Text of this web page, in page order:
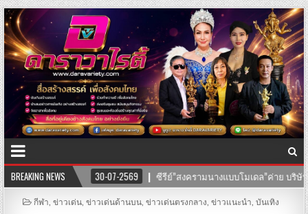
BREAKING NEWS
งแบบโมเดล”ค่าย บริษัทแสงตะวันฟิล์ม” นำทีมโดยตัวแม่ “อุ๊บ วิริยะ” ไชยภัทร ก
POSTED
กีฬา ข่าวเด่น, ข่าวเด่นด้านบน, ข่าวเด่นตรงกลาง ข่าวแนะนำ บันเทิง